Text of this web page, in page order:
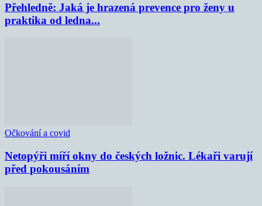
Přehledně: Jaká je hrazená prevence pro ženy u
praktika od ledna...
Očkování a covid
Netopýři míří okny do českých ložnic. Lékaři varují
před pokousáním